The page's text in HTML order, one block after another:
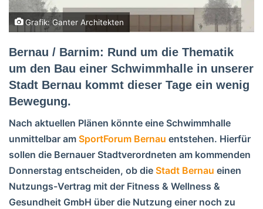
Grafik: Ganter Architekten
Bernau / Barnim: Rund um die Thematik
um den Bau einer Schwimmhalle in unserer
Stadt Bernau kommt dieser Tage ein wenig
Bewegung.
Nach aktuellen Plänen könnte eine Schwimmhalle
unmittelbar am SportForum Bernau entstehen. Hierfür
sollen die Bernauer Stadtverordneten am kommenden
Donnerstag entscheiden, ob die Stadt Bernau einen
Nutzungs-Vertrag mit der Fitness & Wellness &
Gesundheit GmbH über die Nutzung einer noch zu